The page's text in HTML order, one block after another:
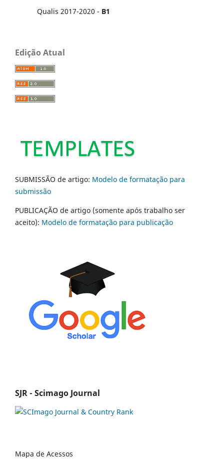
Qualis 2017-2020 - B1
Edição Atual
SUBMISSÃO de artigo: Modelo de formatação para
submissão
PUBLICAÇÃO de artigo (somente após trabalho ser
aceito): Modelo de formatação para publicação
SJR - Scimago Journal
Mapa de Acessos